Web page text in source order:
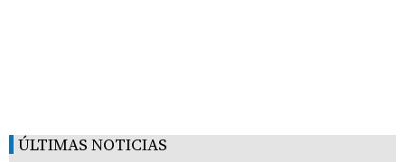
ÚLTIMAS NOTICIAS